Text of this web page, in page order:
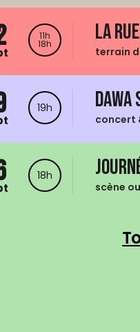
11h
18h La
terrain
19h
concert
18h
scène